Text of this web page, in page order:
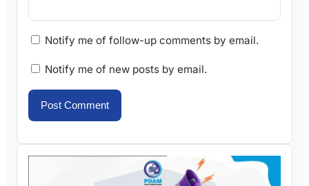
Notify me of follow-up comments by email.
Notify me of new posts by email.